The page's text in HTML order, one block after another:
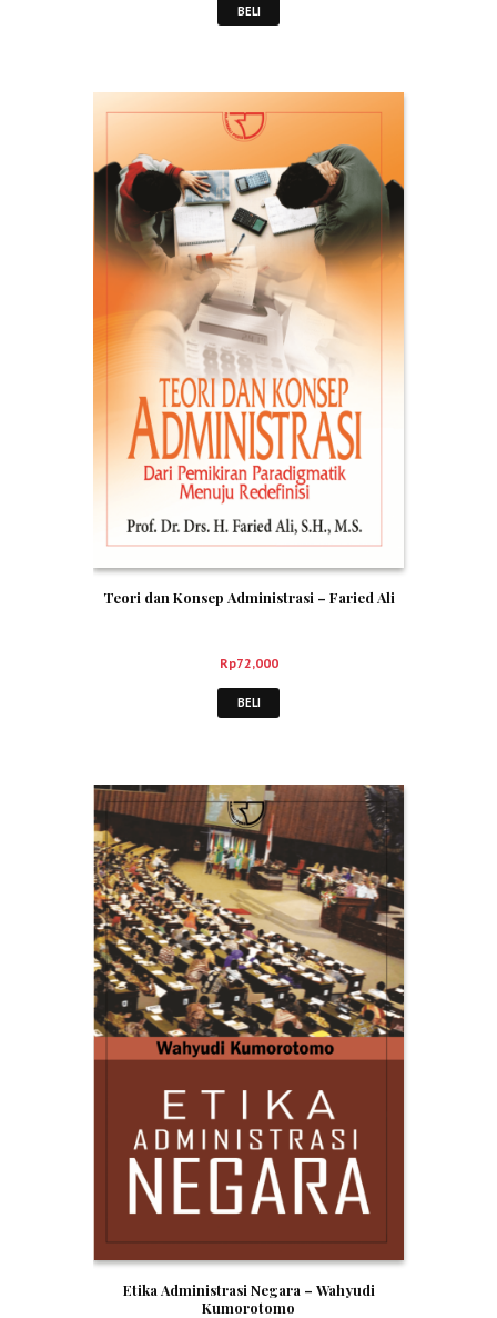
BELI
Teori dan Konsep Administrasi – Faried Ali
Rp72,000
BELI
Etika Administrasi Negara – Wahyudi
Kumorotomo